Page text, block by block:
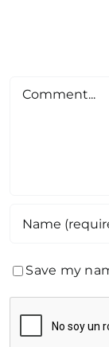
Comment
Save my